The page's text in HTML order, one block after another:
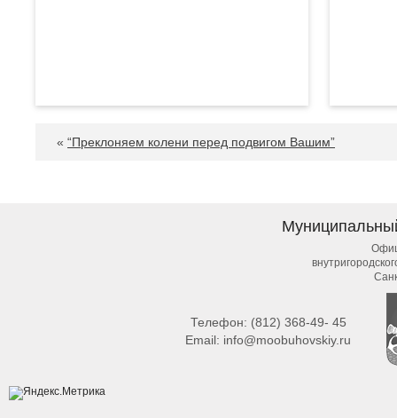
« “Преклоняем колени перед подвигом Вашим”
Телефон: (812) 368-49- 45
Email: info@moobuhovskiy.ru